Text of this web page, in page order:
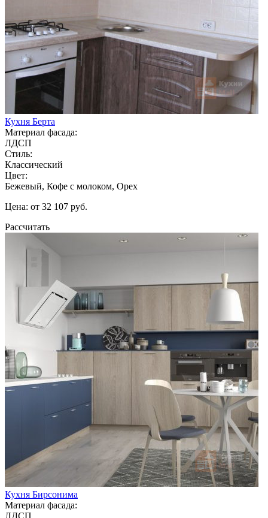
Кухня Берта
Материал фасада:
ЛДСП
Стиль:
Классический
Цвет:
Бежевый, Кофе с молоком, Орех
Цена: от 32 107 руб.
Рассчитать
Кухня Бирсонима
Материал фасада:
ЛДСП